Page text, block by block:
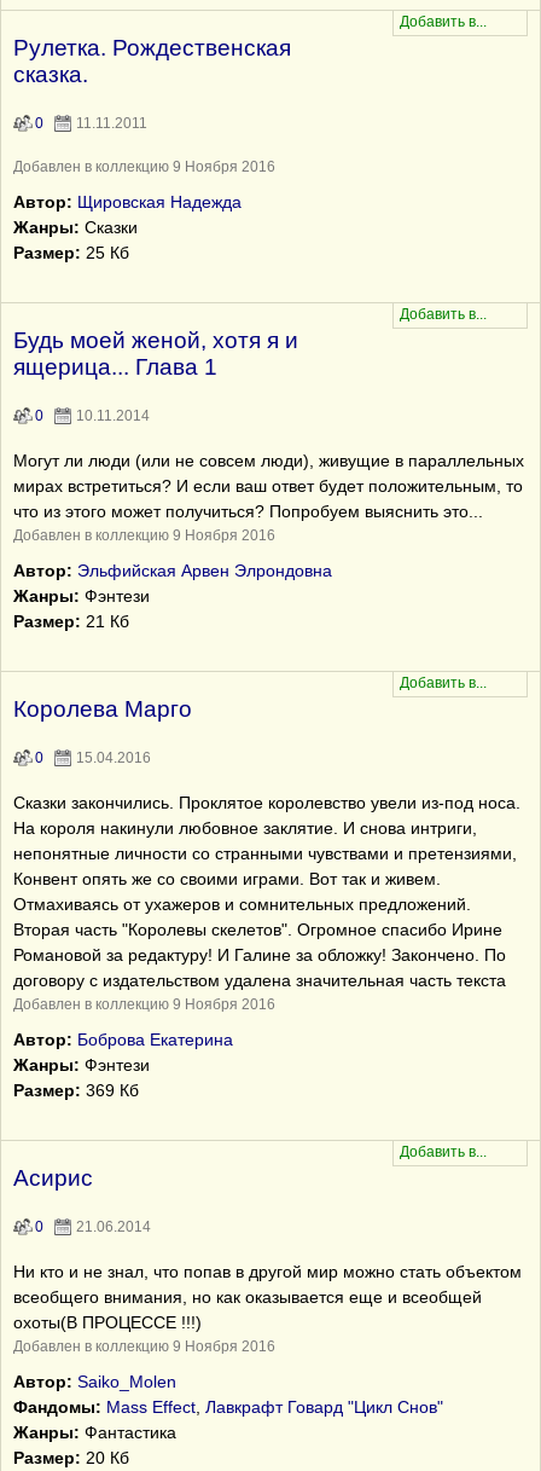
Рулетка. Рождественская
сказка.
0 11.11.2011
Добавлен в коллекцию 9 Ноября 2016
Автор: Щировская Надежда
Жанры: Сказки
Размер: 25 Кб
Будь моей женой, хотя я и
ящерица... Глава 1
0 10.11.2014
Могут ли люди (или не совсем люди), живущие в параллельных
мирах встретиться? И если ваш ответ будет положительным, то
что из этого может получиться? Попробуем выяснить это...
Добавлен в коллекцию 9 Ноября 2016
Автор: Эльфийская Арвен Элрондовна
Жанры: Фэнтези
Размер: 21 Кб
Королева Марго
0 15.04.2016
Сказки закончились. Проклятое королевство увели из-под носа.
На короля накинули любовное заклятие. И снова интриги,
непонятные личности со странными чувствами и претензиями,
Конвент опять же со своими играми. Вот так и живем.
Отмахиваясь от ухажеров и сомнительных предложений.
Вторая часть "Королевы скелетов". Огромное спасибо Ирине
Романовой за редактуру! И Галине за обложку! Закончено. По
договору с издательством удалена значительная часть текста
Добавлен в коллекцию 9 Ноября 2016
Автор: Боброва Екатерина
Жанры: Фэнтези
Размер: 369 Кб
Асирис
0 21.06.2014
Ни кто и не знал, что попав в другой мир можно стать объектом
всеобщего внимания, но как оказывается еще и всеобщей
охоты(В ПРОЦЕССЕ !!!)
Добавлен в коллекцию 9 Ноября 2016
Автор: Saiko_Molen
Фандомы: Mass Effect Лавкрафт Говард "Цикл Снов"
Жанры: Фантастика
Размер: 20 Кб